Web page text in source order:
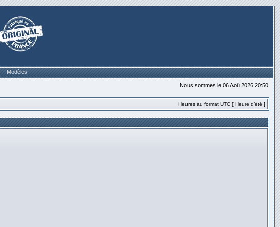
Modèles
Nous sommes le 06 Aoû 2026 20:50
Heures au format UTC [ Heure d’été ]